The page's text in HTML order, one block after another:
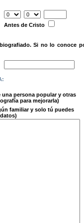
Antes de Cristo
Si no lo conoce
persona popular y otras
para mejorarla)
familiar y solo tú puedes